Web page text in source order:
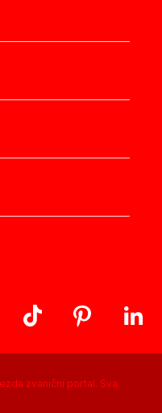
zvanični portal. Sva